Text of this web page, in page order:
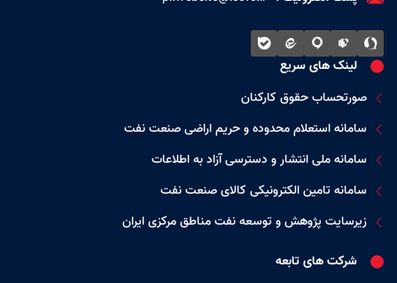
لینک های سریع
صورتحساب حقوق کارکنان
سامانه استعلام محدوده و حریم اراضی صنعت نفت
سامانه ملی انتشار و دسترسی آزاد به اطلاعات
سامانه تامین الکترونیکی کالای صنعت نفت
زیرسایت پژوهش و توسعه نفت مناطق مرکزی ایران
شرکت های تابعه